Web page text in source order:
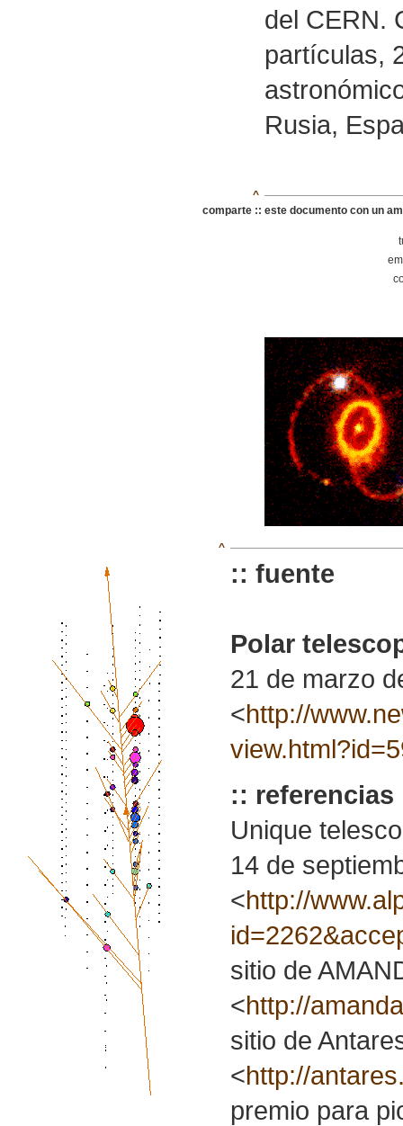
del CERN.
partículas,
Rusia,
^
comparte :: este documento con un
^
:: fuente
Polar
21 de marzo
<http://
:: referencias
Unique
14 de
<http://
sitio de
<http://
sitio de
<http://
premio para